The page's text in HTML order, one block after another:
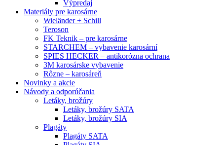
Výpredaj
Materiály pre karosárne
Wieländer + Schill
Teroson
FK Teknik – pre karosárne
STARCHEM – vybavenie karosární
SPIES HECKER – antikorózna ochrana
3M karosárske vybavenie
Rôzne – karosáreň
Novinky a akcie
Návody a odporúčania
Letáky, brožúry
Letáky, brožúry SATA
Letáky, brožúry SIA
Plagáty
Plagáty SATA